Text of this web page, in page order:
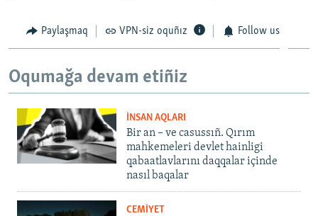
Paylaşmaq VPN-siz oquñız Follow us
Oqumağa devam etiñiz
İNSAN AQLARI
Bir an – ve casussıñ. Qırım
mahkemeleri devlet hainligi
qabaatlavlarını daqqalar içinde
nasıl baqalar
CEMİYET